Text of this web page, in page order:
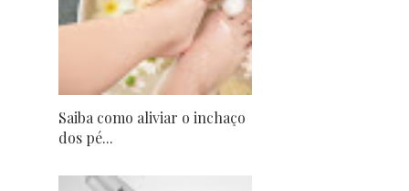
Saiba como aliviar o inchaço
dos pé...